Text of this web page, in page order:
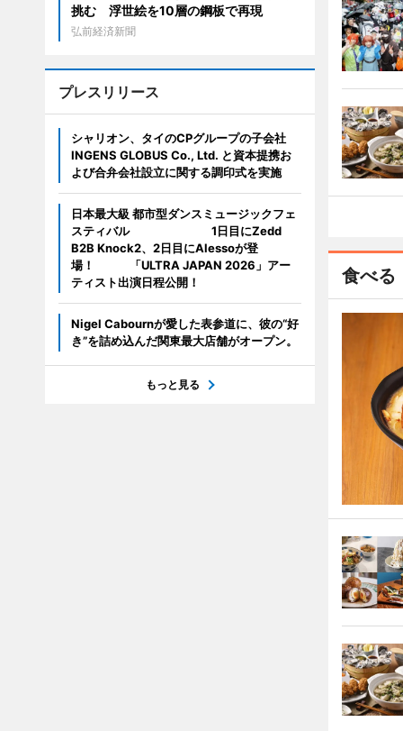
食べる
挑む 浮世絵を10層の鋼板で再現
弘前経済新聞
プレスリリース
シャリオン、タイのCPグループの子会社
INGENS GLOBUS Co., Ltd. と資本提携お
よび合弁会社設立に関する調印式を実施
日本最大級 都市型ダンスミュージックフェ
スティバル 1日目にZedd
B2B Knock2、2日目にAlessoが登
場！ 「ULTRA JAPAN 2026」アー
ティスト出演日程公開！
Nigel Cabournが愛した表参道に、彼の“好
き”を詰め込んだ関東最大店舗がオープン。
もっと見る